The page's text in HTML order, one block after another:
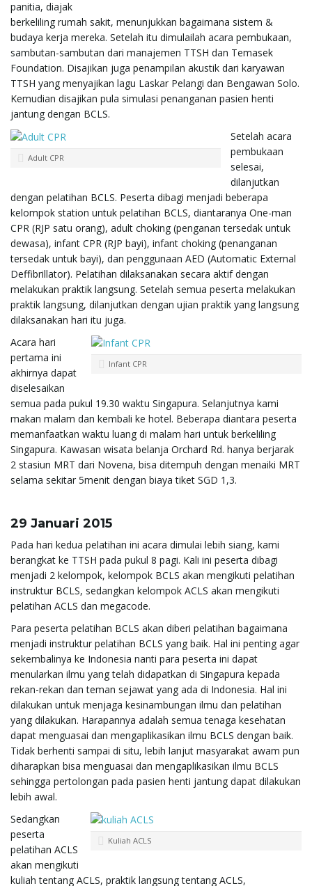
panitia, diajak
berkeliling rumah sakit, menunjukkan bagaimana sistem &
budaya kerja mereka. Setelah itu dimulailah acara pembukaan,
sambutan-sambutan dari manajemen TTSH dan Temasek
Foundation. Disajikan juga penampilan akustik dari karyawan
TTSH yang menyajikan lagu Laskar Pelangi dan Bengawan Solo.
Kemudian disajikan pula simulasi penanganan pasien henti
jantung dengan BCLS.
Adult CPR
Setelah acara
pembukaan
selesai,
dilanjutkan
dengan pelatihan BCLS. Peserta dibagi menjadi beberapa
kelompok station untuk pelatihan BCLS, diantaranya One-man
CPR (RJP satu orang), adult choking (penganan tersedak untuk
dewasa), infant CPR (RJP bayi), infant choking (penanganan
tersedak untuk bayi), dan penggunaan AED (Automatic External
Deffibrillator). Pelatihan dilaksanakan secara aktif dengan
melakukan praktik langsung. Setelah semua peserta melakukan
praktik langsung, dilanjutkan dengan ujian praktik yang langsung
dilaksanakan hari itu juga.
Infant CPR
Acara hari
pertama ini
akhirnya dapat
diselesaikan
semua pada pukul 19.30 waktu Singapura. Selanjutnya kami
makan malam dan kembali ke hotel. Beberapa diantara peserta
memanfaatkan waktu luang di malam hari untuk berkeliling
Singapura. Kawasan wisata belanja Orchard Rd. hanya berjarak
2 stasiun MRT dari Novena, bisa ditempuh dengan menaiki MRT
selama sekitar 5menit dengan biaya tiket SGD 1,3.
29 Januari 2015
Pada hari kedua pelatihan ini acara dimulai lebih siang, kami
berangkat ke TTSH pada pukul 8 pagi. Kali ini peserta dibagi
menjadi 2 kelompok, kelompok BCLS akan mengikuti pelatihan
instruktur BCLS, sedangkan kelompok ACLS akan mengikuti
pelatihan ACLS dan megacode.
Para peserta pelatihan BCLS akan diberi pelatihan bagaimana
menjadi instruktur pelatihan BCLS yang baik. Hal ini penting agar
sekembalinya ke Indonesia nanti para peserta ini dapat
menularkan ilmu yang telah didapatkan di Singapura kepada
rekan-rekan dan teman sejawat yang ada di Indonesia. Hal ini
dilakukan untuk menjaga kesinambungan ilmu dan pelatihan
yang dilakukan. Harapannya adalah semua tenaga kesehatan
dapat menguasai dan mengaplikasikan ilmu BCLS dengan baik.
Tidak berhenti sampai di situ, lebih lanjut masyarakat awam pun
diharapkan bisa menguasai dan mengaplikasikan ilmu BCLS
sehingga pertolongan pada pasien henti jantung dapat dilakukan
lebih awal.
Kuliah ACLS
Sedangkan
peserta
pelatihan ACLS
akan mengikuti
kuliah tentang ACLS, praktik langsung tentang ACLS,